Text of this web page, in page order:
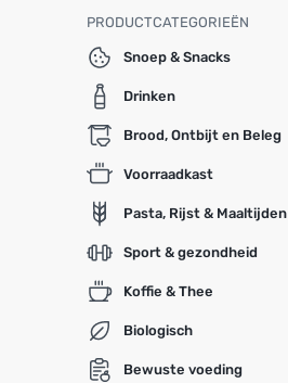
PRODUCTCATEGORIEËN
Snoep & Snacks
Drinken
Brood, Ontbijt en Beleg
Voorraadkast
Pasta, Rijst & Maaltijden
Sport & gezondheid
Koffie & Thee
Biologisch
Bewuste voeding